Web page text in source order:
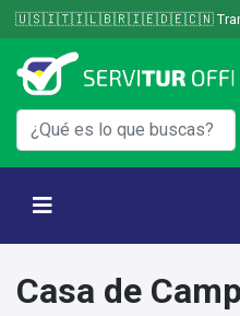
Skip
to
content
🇺🇸🇮🇹🇮🇱🇧🇷🇮🇪🇩🇪🇨🇳 Translate
Casa de